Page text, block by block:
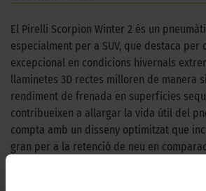
El Pirelli Scorpion Winter 2 és un
especialment per a SUV, que destaca
excepcional en condicions hivernals
llaminetes 3D rectes milloren de manera
rendiment de frenada en superfícies
contribueixen a allargar la vida útil del
compta amb un disseny optimitzat que
gran per a la retenció de neu en
predecessor, cosa que garanteix una
estable en carreteres nevades. El patró